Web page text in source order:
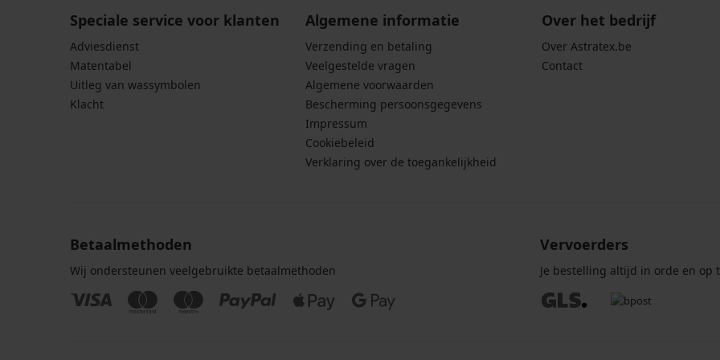
Speciale service voor klanten
Adviesdienst
Matentabel
Uitleg van wassymbolen
Klacht
Algemene informatie
Verzending en betaling
Veelgestelde vragen
Algemene voorwaarden
Bescherming persoonsgegevens
Impressum
Cookiebeleid
Verklaring over de toegankelijkheid
Over het bedrijf
Over Astratex.be
Contact
Betaalmethoden
Wij ondersteunen veelgebruikte betaalmethoden
Vervoerders
Je bestelling altijd in orde en op